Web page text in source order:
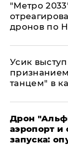
"Метро
дронов по
Усик
танцем" в
Дрон
аэропорт
запуска: